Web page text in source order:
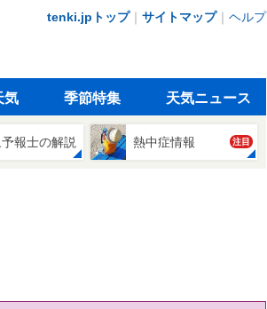
tenki.jpトップ｜ サイトマップ｜ ヘルプ
気 季節特集 天気ニュース
報士の解説 熱中症情報 注目